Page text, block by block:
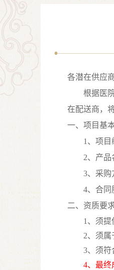
各潜在供应商
根据医
在配送商，
一、项目基
1、项目
2、产品
3、采购
4、合同
二、资质要
1、须提
2、须属
3、须符
4、最终